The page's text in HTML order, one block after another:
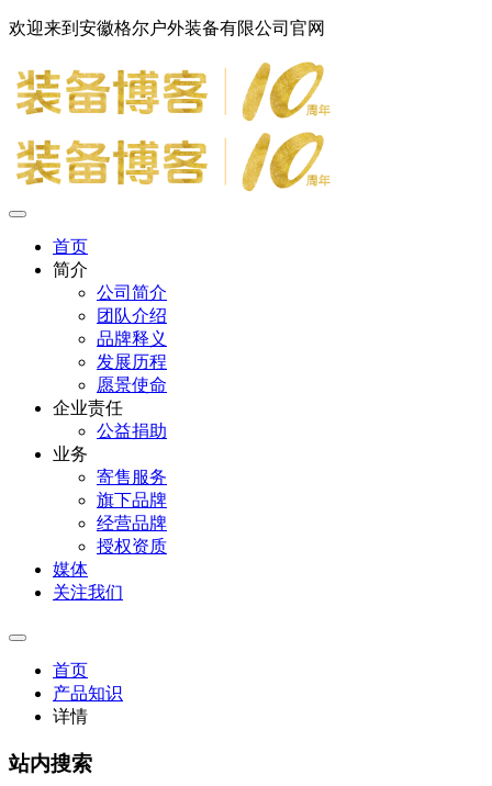
欢迎来到安徽格尔户外装备有限公司官网
首页
简介
公司简介
团队介绍
品牌释义
发展历程
愿景使命
企业责任
公益捐助
业务
寄售服务
旗下品牌
经营品牌
授权资质
媒体
关注我们
首页
产品知识
详情
站内搜索